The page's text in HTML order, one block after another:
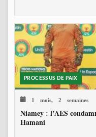
PROCESSUS DE PAIX
1 mois, 2 semaines
Niamey : l’AES
Hamani